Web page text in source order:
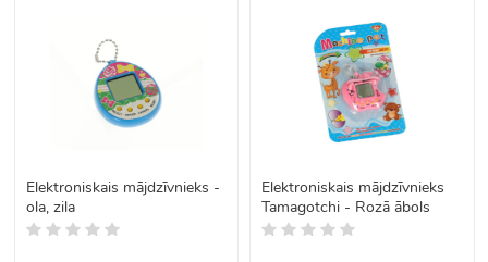
Elektroniskais mājdzīvnieks -
ola, zila
Elektroniskais mājdzīvnieks
Tamagotchi - Rozā ābols